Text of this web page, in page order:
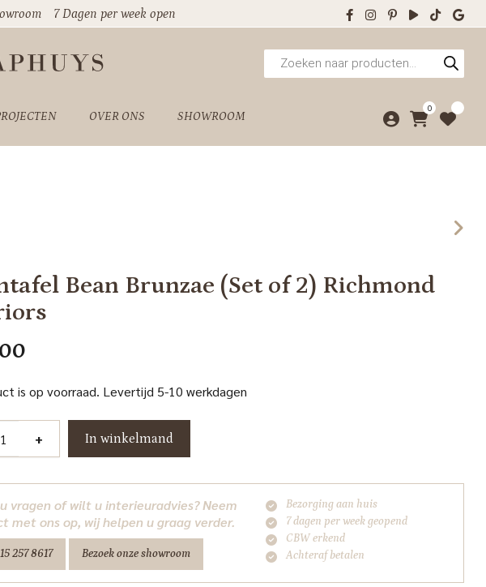
7 Dagen per week open
Producten
zoeken
OVER ONS SHOWROOM
0
Bean Brunzae (Set of 2) Richmond
is op voorraad. Levertijd 5-10 werkdagen
+ In winkelmand
vragen of wilt u interieuradvies? Neem
met ons op, wij helpen u graag verder.
257 8617 Bezoek onze showroom
Bezorging aan huis
7 dagen per week geopend
CBW erkend
Achteraf betalen